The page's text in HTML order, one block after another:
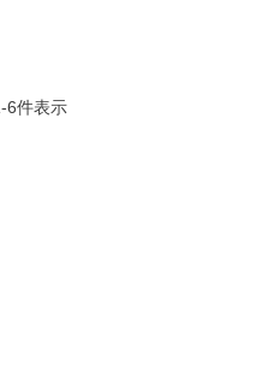
-6件表示